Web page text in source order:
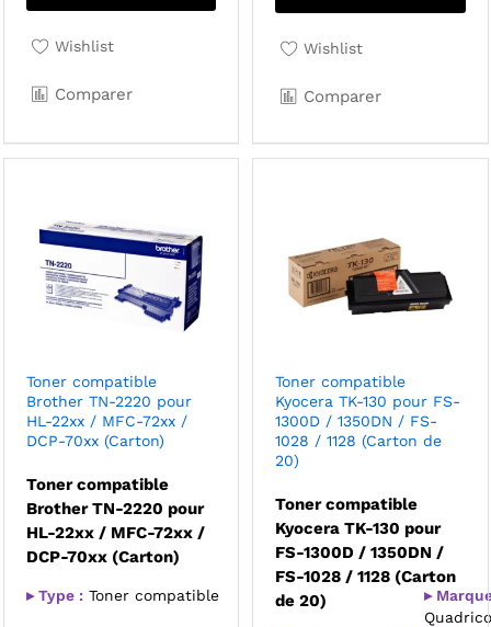
Wishlist
Comparer
Wishlist
Comparer
Toner compatible
Brother TN-2220 pour
HL-22xx / MFC-72xx /
DCP-70xx (Carton)
Toner compatible
Brother TN-2220 pour
HL-22xx / MFC-72xx /
DCP-70xx (Carton)
▸ Type :Toner compatible
▸
Toner compatible
Kyocera TK-130 pour FS-
1300D / 1350DN / FS-
1028 / 1128 (Carton de
20)
Toner compatible
Kyocera TK-130 pour
FS-1300D / 1350DN /
FS-1028 / 1128 (Carton
de 20)